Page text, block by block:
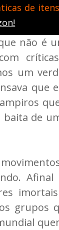
de
não é
um
que
baita de
grupos